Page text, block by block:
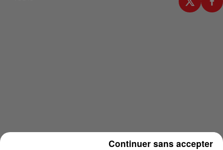
Continuer sans accepter